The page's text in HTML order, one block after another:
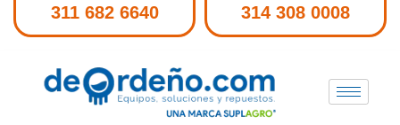
311 682 6640 314 308 0008